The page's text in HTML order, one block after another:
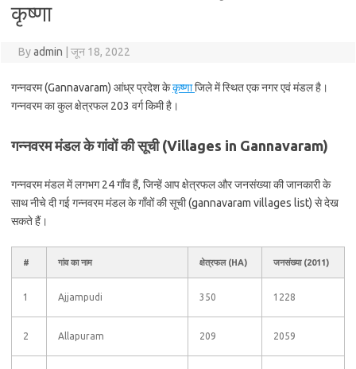
कृष्णा
Byadmin जून 18, 2022
गन्नवरम (Gannavaram) आंध्र प्रदेश केकृष्णाजिले में स्थित एक नगर एवं मंडल है।
गन्नवरम का कुल क्षेत्रफल 203 वर्ग किमी है।
गन्नवरम मंडल के गांवों की सूची (Villages in Gannavaram)
गन्नवरम मंडल में लगभग 24 गाँव हैं, जिन्हें आप क्षेत्रफल और जनसंख्या की जानकारी के
साथ नीचे दी गई गन्नवरम मंडल के गाँवों की सूची (gannavaram villages list) से देख
सकते हैं।
# गांव का नाम क्षेत्रफल (HA) जनसंख्या (2011)
1 Ajjampudi 350 1228
2 Allapuram 209 2059